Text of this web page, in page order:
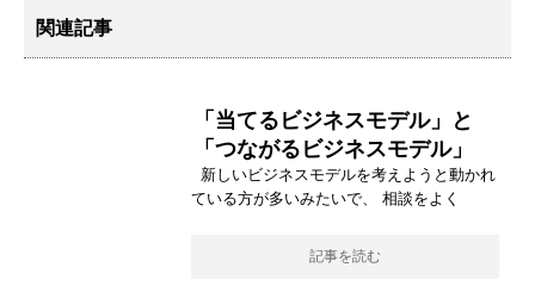
関連記事
「当てるビジネスモデル」と
「つながるビジネスモデル」
新しいビジネスモデルを考えようと動かれ
ている方が多いみたいで、 相談をよく
記事を読む